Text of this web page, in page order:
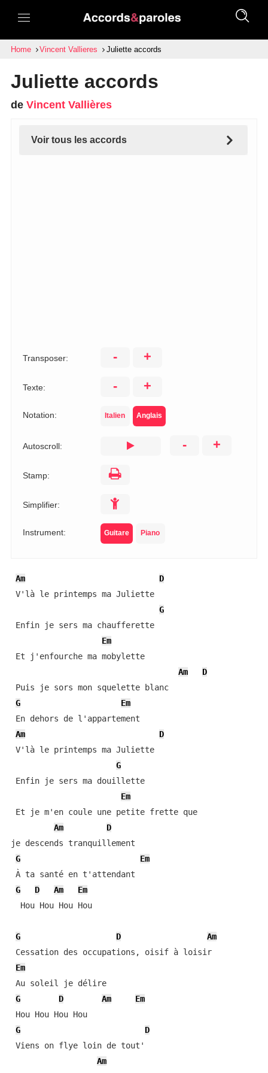
Home Vincent Vallieres Juliette accords
Juliette accords
de Vincent Vallières
Voir tous les accords
Transposer: - +
Texte: - +
Notation: Italien Anglais
Autoscroll: - +
Stamp:
Simplifier:
Instrument: Guitare Piano
Am
D
V'là le printemps ma Juliette
G
Enfin je sers ma chaufferette
Em
Et j'enfourche ma mobylette
Am
D
Puis je sors mon squelette blanc
G
Em
En dehors de l'appartement
Am
D
V'là le printemps ma Juliette
G
Enfin je sers ma douillette
Em
Et je m'en coule une petite frette que
Am
D
je descends tranquillement
G
Em
À ta santé en t'attendant
G
D Am
Em
  Hou Hou Hou Hou
G D
Am
Cessation des occupations, oisif à loisir
Em
Au soleil je délire
G
D Am
Em
Hou Hou Hou Hou
G
D
Viens on flye loin de tout'
Am